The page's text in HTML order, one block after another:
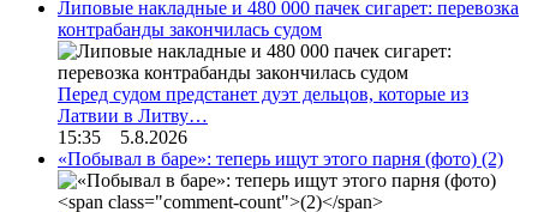
Липовые накладные и 480 000 пачек сигарет: перевозка
контрабанды закончилась судом
Перед судом предстанет дуэт дельцов, которые из
Латвии в Литву…
15:35 5.8.2026
«Побывал в баре»: теперь ищут этого парня (фото) (2)